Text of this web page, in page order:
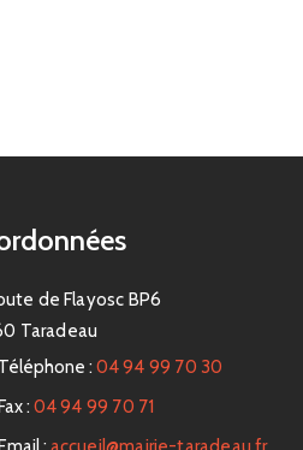
de Flayosc BP6
Taradeau
Téléphone : 04 94 99 70 30
: 04 94 99 70 71